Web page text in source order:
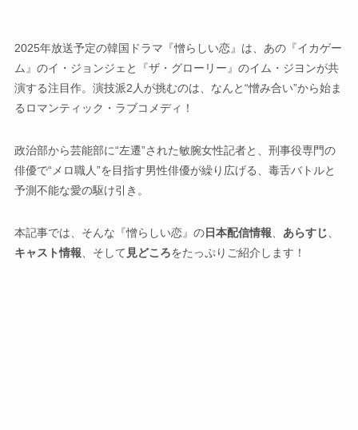
2025年放送予定の韓国ドラマ『憎らしい恋』は、あの『イカゲー
ム』のイ・ジョンジェと『ザ・グローリー』のイム・ジヨンが共
演する注目作。演技派2人が挑むのは、なんと“憎み合い”から始ま
るロマンティック・ラブコメディ！
政治部から芸能部に“左遷”された敏腕女性記者と、刑事役専門の
俳優で“メロ職人”を目指す男性俳優が繰り広げる、毒舌バトルと
予測不能な愛の駆け引き。
本記事では、そんな『憎らしい恋』の日本配信情報、 あらすじ、
キャスト情報、そして 見どころをたっぷりご紹介します！